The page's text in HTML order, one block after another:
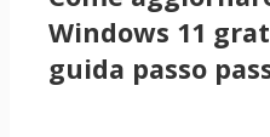
Windows 11
guida passo